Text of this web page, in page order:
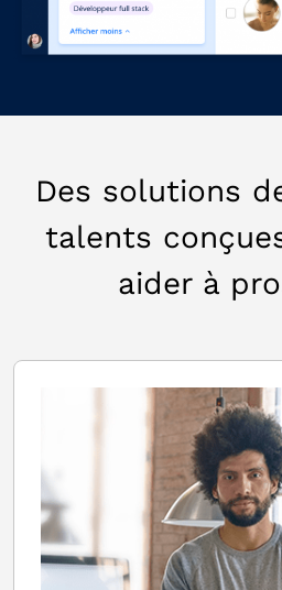
Des solutions
talents
aider à